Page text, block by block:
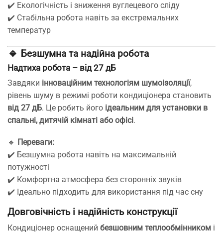
✔️ Екологічність і зниження вуглецевого сліду
✔️ Стабільна робота навіть за екстремальних
температур
🔹 Безшумна та надійна робота
Надтиха робота – від 27 дБ
Завдяки інноваційним технологіям шумоізоляції,
рівень шуму в режимі роботи кондиціонера становить
від 27 дБ. Це робить його ідеальним для установки в
спальні, дитячій кімнаті або офісі.
🔹 Переваги:
✔️ Безшумна робота навіть на максимальній
потужності
✔️ Комфортна атмосфера без сторонніх звуків
✔️ Ідеально підходить для використання під час сну
Довговічність і надійність конструкції
Кондиціонер оснащений безшовним теплообмінником і